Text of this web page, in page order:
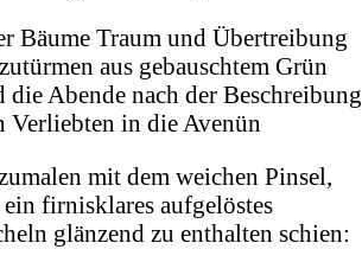
Bäume Traum und Übertreibung
aus gebauschtem Grün
die Abende nach der Beschreibung
Verliebten in die Avenün
mit dem weichen Pinsel,
ein firnisklares aufgelöstes
glänzend zu enthalten schien: